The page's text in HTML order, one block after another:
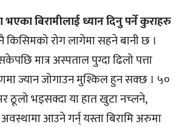
भएका बिरामीलाई ध्यान दिनु पर्ने कुराहरु
किसिमको रोग लागेमा सहने बानी छ ।
मात्र अस्पताल पुग्दा ढिलो पत्ता
ज्यान जोगाउन मुश्किल हुन सक्छ । ५०
ठूलो भइसक्दा या हात खुटा नच्लने,
आउने गर्न् यस्ता बिरामि अरुमा